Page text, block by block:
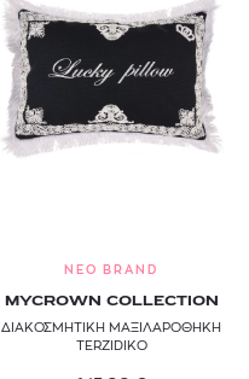
NEO BRAND
MYCROWN COLLECTION
ΔΙΑΚΟΣΜΗΤΙΚΗ ΜΑΞΙΛΑΡΟΘΗΚΗ
TERZIDIKO